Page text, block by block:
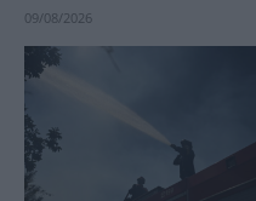
09/08/2026